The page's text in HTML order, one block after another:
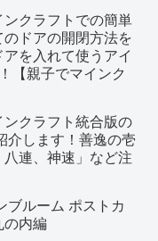
ンクラフトでの簡単
ドアの開閉方法を
を入れて使うアイ
【親子でマインク
ンクラフト統合版の
介します！善逸の壱
連、神速」など注
ブルーム ポストカ
の内編